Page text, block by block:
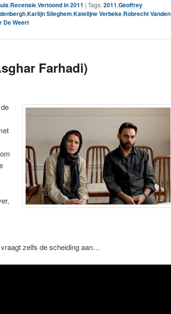
,Recensie,Vertoond in 2011 | Tags:2011,Geoffrey
,Karlijn Sileghem,Katelijne Verbeke,Robrecht Vanden
De Weert
Farhadi)
zelfs de scheiding aan…